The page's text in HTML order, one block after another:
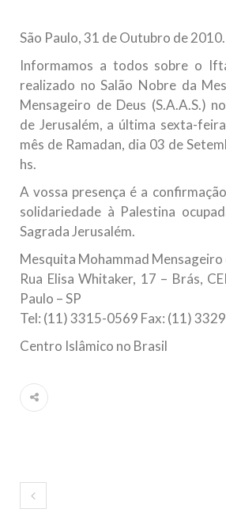
10 DE NOVEMBRO DE 2013
Falecimento do Imam Ali
(A.S.)
Em nome de Deus, o Clemente, o
data em que relembramos o martírio
muçulmanos, o Imam Ali Ibn Al-Hussein
3 DE JULHO DE 2014
Centro Islâmico no Brasil
República Islâmica do Irã
Na noite da quinta-feira, 03 de Abril, o
Brasil recebeu em sua sede, em São
Kharrazi, que encontra-se visitando
São Paulo, 31 de Outubro de 2010.
Informamos a todos sobre o
realizado no Salão Nobre da
Mensageiro de Deus (S.A.A.S.)
de Jerusalém, a última sexta-
mês de Ramadan, dia 03 de
hs.
A vossa presença é a
solidariedade à Palestina
Sagrada Jerusalém.
Mesquita Mohammad Mensageiro
Rua Elisa Whitaker, 17 – Brás,
Paulo – SP
Tel: (11) 3315-0569 Fax: (11)
Centro Islâmico no Brasil